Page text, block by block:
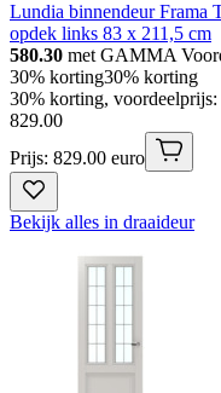
Lundia binnendeur Frama
opdek links 83 x 211,5 cm
580.30 met GAMMA
30% korting30% korting
30% korting,
829.00
Prijs: 829.00 euro
Bekijk alles in draaideur